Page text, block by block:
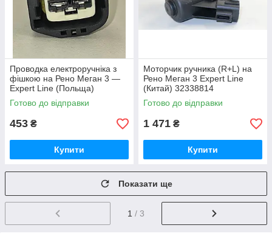
Проводка електроручніка з
фішкою на Рено Меган 3 —
Expert Line (Польща)
SEN20265
Готово до відправки
453 ₴
Купити
Моторчик ручника (R+L) на
Рено Меган 3 Expert Line
(Китай) 32338814
Готово до відправки
1 471 ₴
Купити
Показати ще
1 / 3